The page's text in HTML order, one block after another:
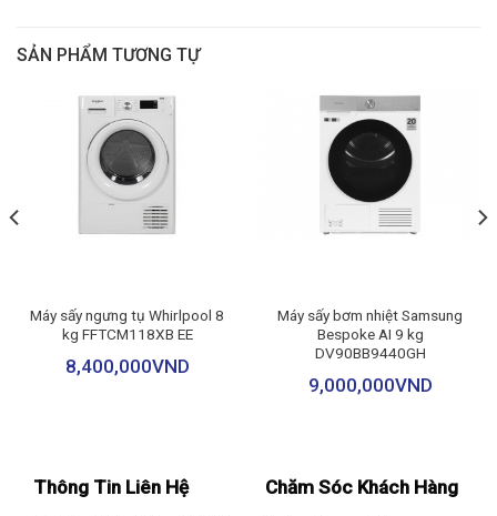
Chất liệu lồng sấy: Thép không gỉ
Kích thước – Khối lượng: Cao 85 cm – Ngang 60 cm – Sâu 66 cm
– Nặng 56 Kg
Chiều dài ống thoát khí: Đang cập nhật
Chiều dài ống xả nước: Đang cập nhật
Sản xuất tại: Hàn Quốc
sơn tĩnh điện, cùng lồng sấy làm bằng thép không gỉmang lại
tính thẩm mỹ cao, hạn chế các mảng bám vào lồng sấy.
Đặc điểm và cơ chế sấy
SẢN PHẨM TƯƠNG TỰ
Máy sấy ngưng tụ Whirlpool 8
kg FFTCM118XB EE
8,400,000VND
Máy sấy bơm nhiệt Samsung
Bespoke AI 9 kg
DV90BB9440GH
9,000,000VND
Thông Tin Liên Hệ Chăm Sóc Khách Hàng